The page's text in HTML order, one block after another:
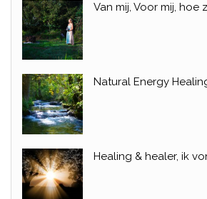
Van mij, Voor mij, hoe
Natural Energy
Healing & healer, ik